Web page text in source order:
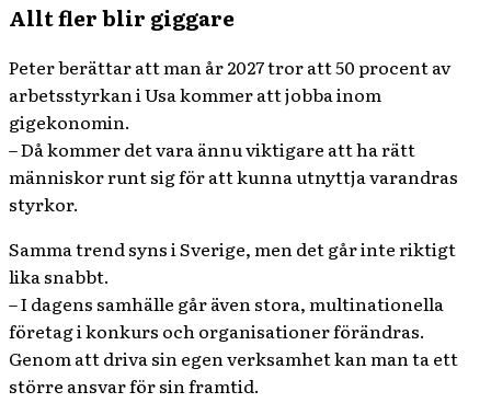
Allt fler blir giggare
Peter berättar att man år 2027 tror att 50 procent av
arbetsstyrkan i Usa kommer att jobba inom
gigekonomin.
– Då kommer det vara ännu viktigare att ha rätt
människor runt sig för att kunna utnyttja varandras
styrkor.
Samma trend syns i Sverige, men det går inte riktigt
lika snabbt.
– I dagens samhälle går även stora, multinationella
företag i konkurs och organisationer förändras.
Genom att driva sin egen verksamhet kan man ta ett
större ansvar för sin framtid.